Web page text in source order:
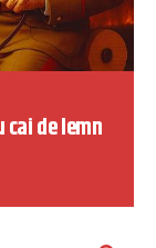
cai de lemn